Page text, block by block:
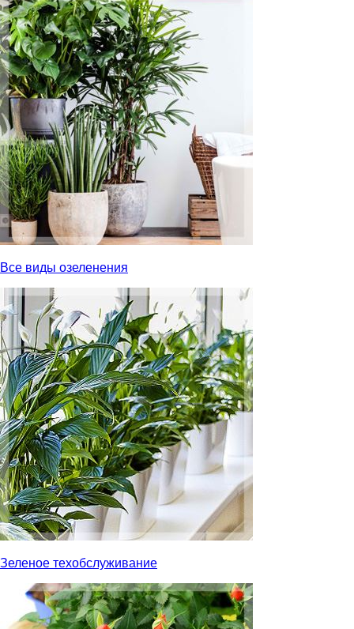
Все виды озеленения
Зеленое техобслуживание